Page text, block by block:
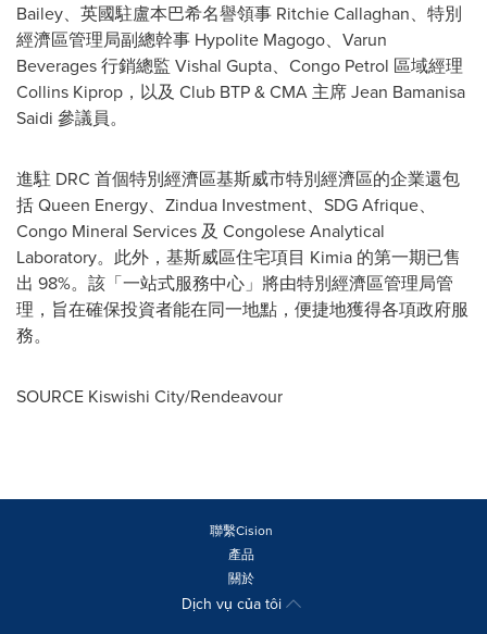
Bailey、英國駐盧本巴希名譽領事 Ritchie Callaghan、特別
經濟區管理局副總幹事 Hypolite Magogo、Varun
Beverages 行銷總監 Vishal Gupta、Congo Petrol 區域經理
Collins Kiprop，以及 Club BTP & CMA 主席 Jean Bamanisa
Saidi 參議員。
進駐 DRC 首個特別經濟區基斯威市特別經濟區的企業還包
括 Queen Energy、Zindua Investment、SDG Afrique、
Congo Mineral Services 及 Congolese Analytical
Laboratory。此外，基斯威區住宅項目 Kimia 的第一期已售
出 98%。該「一站式服務中心」將由特別經濟區管理局管
理，旨在確保投資者能在同一地點，便捷地獲得各項政府服
務。
SOURCE Kiswishi City/Rendeavour
聯繫Cision
產品
關於
Dịch vụ của tôi